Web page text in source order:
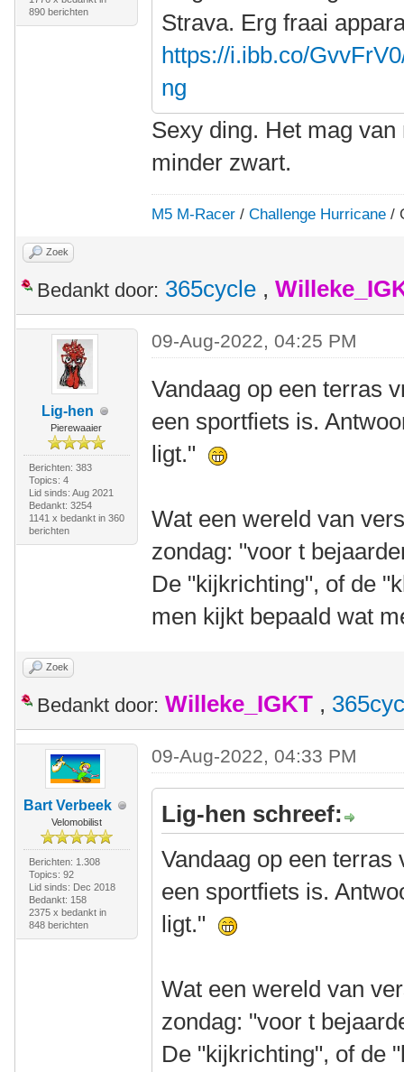
890 berichten
Strava. Erg fraai
https://i.ibb.co/
ng
Sexy ding. Het mag
minder zwart.
M5 M-Racer /Challenge Hurricane /
Zoek
Bedankt door: 365cycle ,
Lig-hen
Pierewaaier
Berichten: 383
Topics: 4
Lid sinds: Aug 2021
Bedankt: 3254
1141 x bedankt in 360
berichten
09-Aug-2022, 04:25 PM
Vandaag op een terras
een sportfiets is.
ligt."
Wat een wereld van
zondag: "voor t
De "kijkrichting", of de
men kijkt bepaald wat
Zoek
Bedankt door: Willeke_IGKT ,
Bart Verbeek
Velomobilist
Berichten: 1.308
Topics: 92
Lid sinds: Dec 2018
Bedankt: 158
2375 x bedankt in
848 berichten
09-Aug-2022, 04:33 PM
Lig-hen schreef:
Vandaag op een
een sportfiets is.
ligt."
Wat een wereld van
zondag: "voor t
De "kijkrichting", of de